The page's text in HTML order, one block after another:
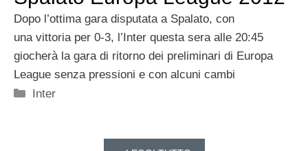
Dopo l’ottima gara disputata a Spalato, con
una vittoria per 0-3, l’Inter questa sera alle 20:45
giocherà la gara di ritorno dei preliminari di Europa
League senza pressioni e con alcuni cambi
Categorie
Inter